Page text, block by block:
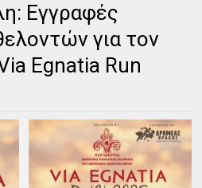
Εγγραφές
για τον
Egnatia Run